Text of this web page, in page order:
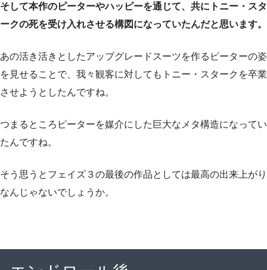
そして本作のピーターやハッピーを通じて、共にトニー・スタ
ークの死を受け入れさせる構図になっていたんだと思います。
あの活き活きとしたアップグレードスーツを作るピーターの姿
を見せることで、我々観客に対してもトニー・スタークを卒業
させようとしたんですね。
つまるところピーターを媒介にした 巨大なメタ構造になってい
たんですね。
そう思うとフェイズ３の最後の作品としては最高の出来上がり
なんじゃないでしょうか。